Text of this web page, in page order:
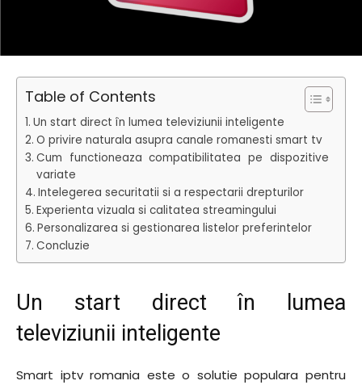
Table of Contents
Un start direct în lumea televiziunii inteligente
O privire naturala asupra canale romanesti smart tv
Cum functioneaza compatibilitatea pe dispozitive
variate
Intelegerea securitatii si a respectarii drepturilor
Experienta vizuala si calitatea streamingului
Personalizarea si gestionarea listelor preferintelor
Concluzie
Un start direct în lumea
televiziunii inteligente
Smart iptv romania este o solutie populara pentru